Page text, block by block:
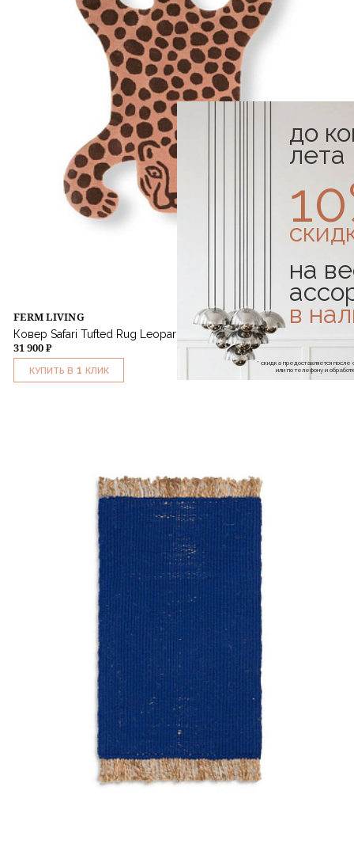
FERM LIVING
Ковер Safari Tufted Rug Leopard
31 900 ₽
КУПИТЬ В 1 КЛИК
до
лета
на
в
* скидка предоставляется
или по телефону и